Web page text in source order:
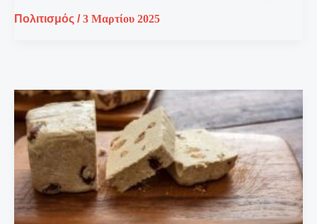
Πολιτισμός /3 Μαρτίου 2025